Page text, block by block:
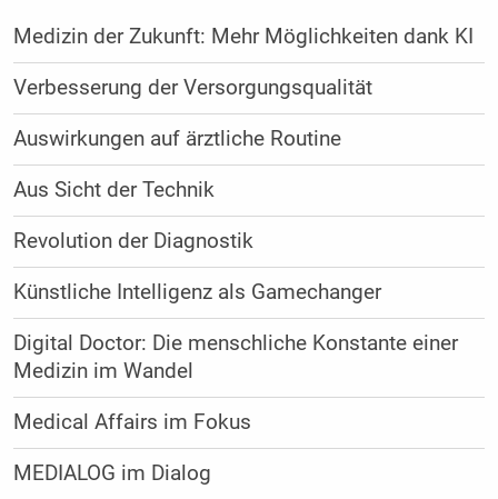
Medizin der Zukunft: Mehr Möglichkeiten dank KI
Verbesserung der Versorgungsqualität
Auswirkungen auf ärztliche Routine
Aus Sicht der Technik
Revolution der Diagnostik
Künstliche Intelligenz als Gamechanger
Digital Doctor: Die menschliche Konstante einer
Medizin im Wandel
Medical Affairs im Fokus
MEDIALOG im Dialog